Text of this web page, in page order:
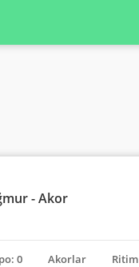
- Akor
0 Akorlar Ritim